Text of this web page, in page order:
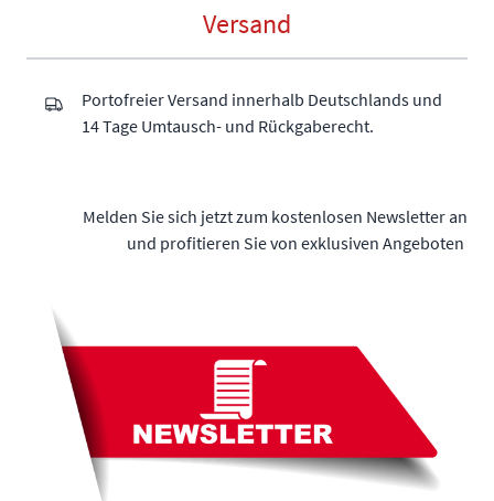
Versand
Portofreier Versand innerhalb Deutschlands und
14 Tage Umtausch- und Rückgaberecht.
Melden Sie sich jetzt zum kostenlosen Newsletter an
und profitieren Sie von exklusiven Angeboten